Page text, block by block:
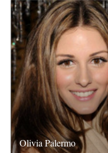
Olivia Palermo